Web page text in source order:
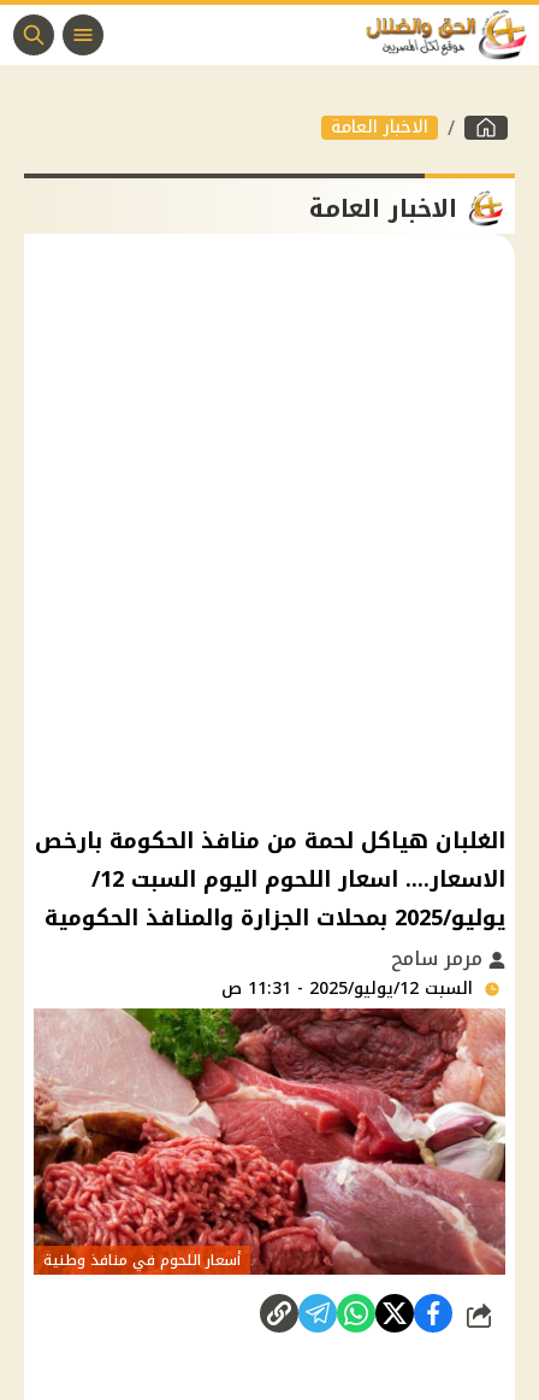
الاخبار العامة
الاخبار العامة
الغلبان هياكل لحمة من منافذ الحكومة بارخص
الاسعار.... اسعار اللحوم اليوم السبت 12/
يوليو/2025 بمحلات الجزارة والمنافذ الحكومية
مرمر سامح
السبت 12/يوليو/2025 - 11:31 ص
أسعار اللحوم في منافذ وطنية
شارك